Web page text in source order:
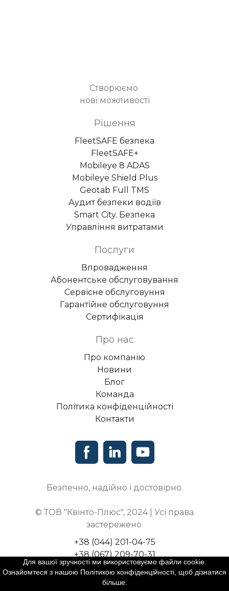
Створюємо
нові можливості
Рішення
FleetSAFE безпека
FleetSAFE+
Mobileye 8 ADAS
Mobileye Shield Plus
Geotab Full TMS
Аудит безпеки водіїв
Smart City. Безпека
Управління витратами
Послуги
Впровадження
Абонентське обслуговування
Сервісне обслуговуння
Гарантійне обслуговуння
Сертифікація
Про нас
Про компанію
Новини
Блог
Команда
Політика конфіденційності
Контакти
Безпечно, надійно і достовірно.
© ТОВ "Квінто-Плюс", 2024 | Усі права
застережено.
+38 (044) 201-04-75
+38 (067) 209-70-31
бул. Вацлава Гавела, 4, оф. 809
Київ, Україна, 03124
Для вашої зручності ми використовуємо файли cookie.
Ознайомтеся з нашою Політикою конфіденційності, щоб дізнатися
більше.